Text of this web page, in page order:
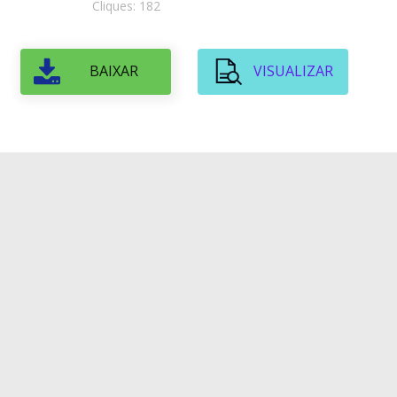
Cliques: 182
BAIXAR VISUALIZAR